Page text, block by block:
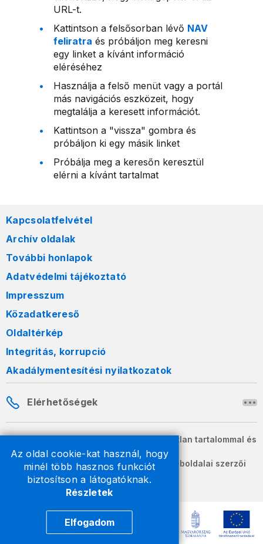
Az oldal cookie-kat használ, hogy
minél több hasznos funkciót
biztosítson a látogatóknak.
Részletek
Elfogadom
URL-t.
Kattintson a felsősorban lévő NAV
feliratra és próbáljon meg keresni
egy linket a kívánt információ
eléréséhez
Használja a felső menüt vagy a portál
más navigációs eszközeit, hogy
megtalálja a keresett információt.
Kattintson a "vissza" gombra és
próbáljon ki egy másik linket
Próbálja meg a keresőn keresztül
elérni a kívánt tartalmat
Kapcsolatfelvétel
Archív oldalak
További honlapok
Adatvédelmi tájékoztató
Impresszum
Közadatkereső
Oldaltérkép
Integritás, korrupció
Akadálymentesítési nyilatkozatok
Elérhetőségek
A honlapon szereplő információk változatlan tartalommal és
formában szabadon terjeszthetők.
2026 © A Nemzeti Adó- és Vámhivatal weboldalai szerzői
jogvédelem alatt állnak.